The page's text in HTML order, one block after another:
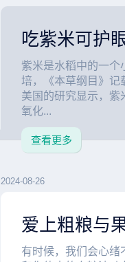
吃紫米可护
紫米是水稻中的一个
培，《本草纲目》记
美国的研究显示，紫
氧化...
查看更多
2024-08-26
爱上粗粮与
有时候，我们会心绪